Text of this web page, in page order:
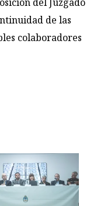
de las
colaboradores